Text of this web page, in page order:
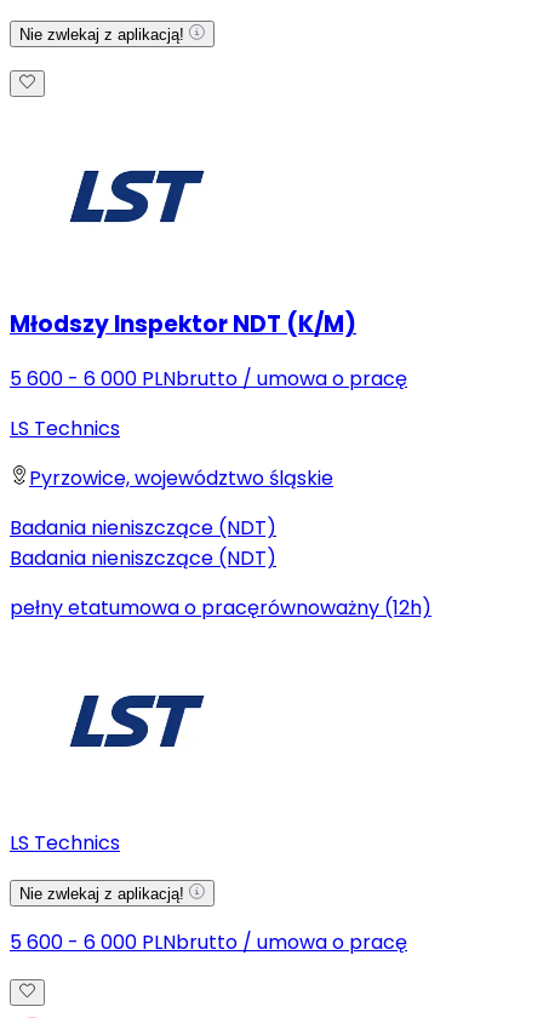
Nie zwlekaj z aplikacją!
Młodszy Inspektor NDT (K/M)
5 600 - 6 000 PLNbrutto / umowa o pracę
LS Technics
Pyrzowice, województwo śląskie
Badania nieniszczące (NDT)
Badania nieniszczące (NDT)
pełny etatumowa o pracęrównoważny (12h)
LS Technics
Nie zwlekaj z aplikacją!
5 600 - 6 000 PLNbrutto / umowa o pracę